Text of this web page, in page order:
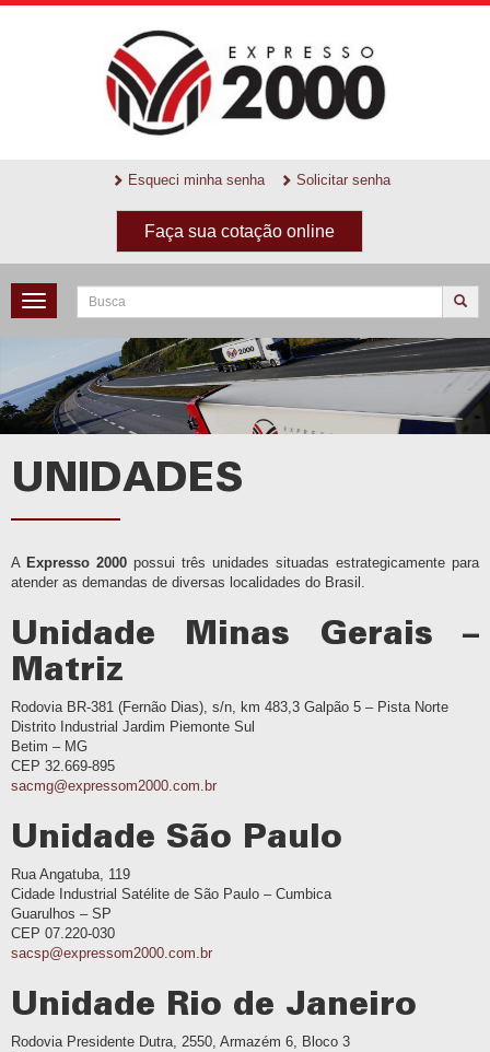
Esqueci minha senha Solicitar senha
Faça sua cotação online
Toggle
navigation
UNIDADES
A Expresso 2000 possui três unidades situadas estrategicamente para
atender as demandas de diversas localidades do Brasil.
Unidade Minas Gerais –
Matriz
Rodovia BR-381 (Fernão Dias), s/n, km 483,3 Galpão 5 – Pista Norte
Distrito Industrial Jardim Piemonte Sul
Betim – MG
CEP 32.669-895
sacmg@expressom2000.com.br
Unidade São Paulo
Rua Angatuba, 119
Cidade Industrial Satélite de São Paulo – Cumbica
Guarulhos – SP
CEP 07.220-030
sacsp@expressom2000.com.br
Unidade Rio de Janeiro
Rodovia Presidente Dutra, 2550, Armazém 6, Bloco 3